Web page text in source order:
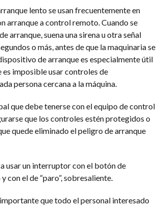
lento se usan frecuentemente en
arranque a control remoto. Cuando se
arranque, suena una sirena u otra señal
o más, antes de que la maquinaria se
de arranque es especialmente útil
es imposible usar controles de
persona cercana a la máquina.
que debe tenerse con el equipo de control
que los controles estén protegidos o
quede eliminado el peligro de arranque
usar un interruptor con el botón de
con el de “paro”, sobresaliente.
que todo el personal interesado